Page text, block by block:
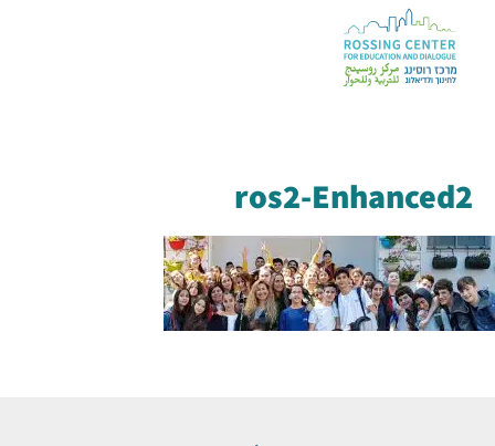
ros2-Enhanced2